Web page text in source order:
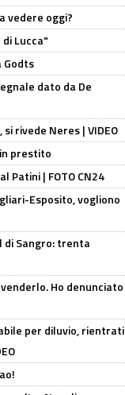
vedere oggi?
Lucca"
Godts
dato da De
rivede Neres | VIDEO
prestito
Patini | FOTO CN24
Esposito, vogliono
di Sangro: trenta
Ho denunciato
per diluvio, rientrati